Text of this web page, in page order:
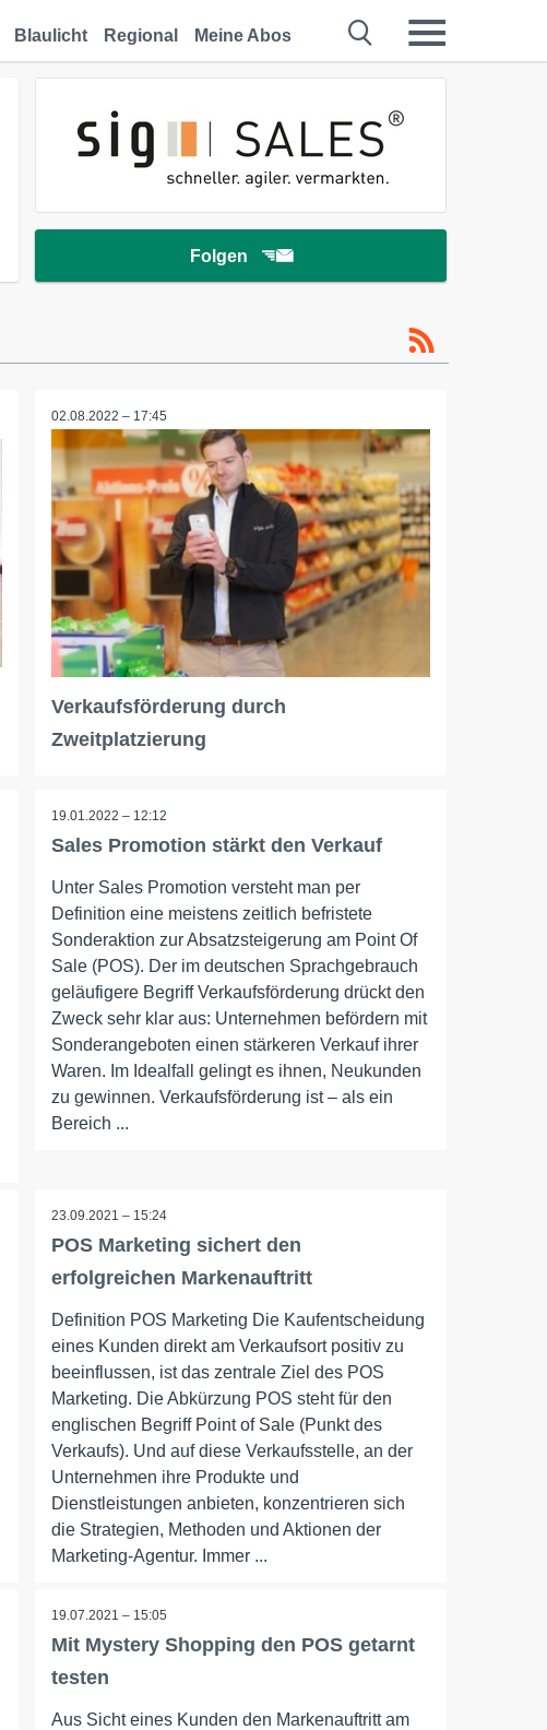
Blaulicht Regional Meine Abos
Folgen
02.08.2022 – 17:45
Verkaufsförderung durch
Zweitplatzierung
19.01.2022 – 12:12
Sales Promotion stärkt den Verkauf
Unter Sales Promotion versteht man per
Definition eine meistens zeitlich befristete
Sonderaktion zur Absatzsteigerung am Point Of
Sale (POS). Der im deutschen Sprachgebrauch
geläufigere Begriff Verkaufsförderung drückt den
Zweck sehr klar aus: Unternehmen befördern mit
Sonderangeboten einen stärkeren Verkauf ihrer
Waren. Im Idealfall gelingt es ihnen, Neukunden
zu gewinnen. Verkaufsförderung ist – als ein
Bereich ...
23.09.2021 – 15:24
POS Marketing sichert den
erfolgreichen Markenauftritt
Definition POS Marketing Die Kaufentscheidung
eines Kunden direkt am Verkaufsort positiv zu
beeinflussen, ist das zentrale Ziel des POS
Marketing. Die Abkürzung POS steht für den
englischen Begriff Point of Sale (Punkt des
Verkaufs). Und auf diese Verkaufsstelle, an der
Unternehmen ihre Produkte und
Dienstleistungen anbieten, konzentrieren sich
die Strategien, Methoden und Aktionen der
Marketing-Agentur. Immer ...
19.07.2021 – 15:05
Mit Mystery Shopping den POS getarnt
testen
Aus Sicht eines Kunden den Markenauftritt am